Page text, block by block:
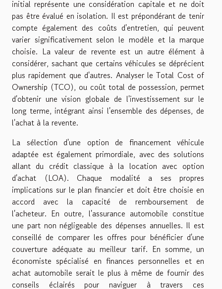
initial représente une considération capitale et ne doit
pas être évalué en isolation. Il est prépondérant de tenir
compte également des coûts d'entretien, qui peuvent
varier significativement selon le modèle et la marque
choisie. La valeur de revente est un autre élément à
considérer, sachant que certains véhicules se déprécient
plus rapidement que d'autres. Analyser le Total Cost of
Ownership (TCO), ou coût total de possession, permet
d'obtenir une vision globale de l'investissement sur le
long terme, intégrant ainsi l'ensemble des dépenses, de
l'achat à la revente.
La sélection d'une option de financement véhicule
adaptée est également primordiale, avec des solutions
allant du crédit classique à la location avec option
d'achat (LOA). Chaque modalité a ses propres
implications sur le plan financier et doit être choisie en
accord avec la capacité de remboursement de
l'acheteur. En outre, l'assurance automobile constitue
une part non négligeable des dépenses annuelles. Il est
conseillé de comparer les offres pour bénéficier d'une
couverture adéquate au meilleur tarif. En somme, un
économiste spécialisé en finances personnelles et en
achat automobile serait le plus à même de fournir des
conseils éclairés pour naviguer à travers ces